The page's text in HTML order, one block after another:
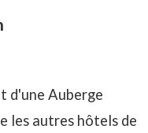
d'une Auberge
les autres hôtels de